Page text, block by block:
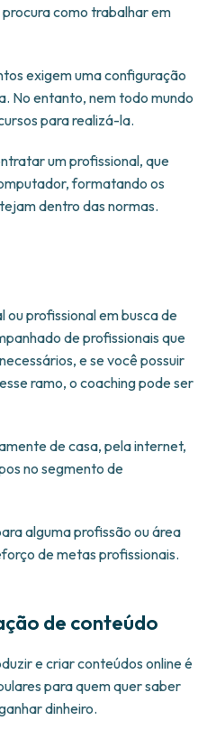
como trabalhar em
exigem uma configuração
No entanto, nem todo mundo
para realizá-la.
um profissional, que
formatando os
dentro das normas.
profissional em busca de
de profissionais que
e se você possuir
ramo, o coaching pode ser
de casa, pela internet,
no segmento de
alguma profissão ou área
de metas profissionais.
de conteúdo
e criar conteúdos online é
para quem quer saber
dinheiro.